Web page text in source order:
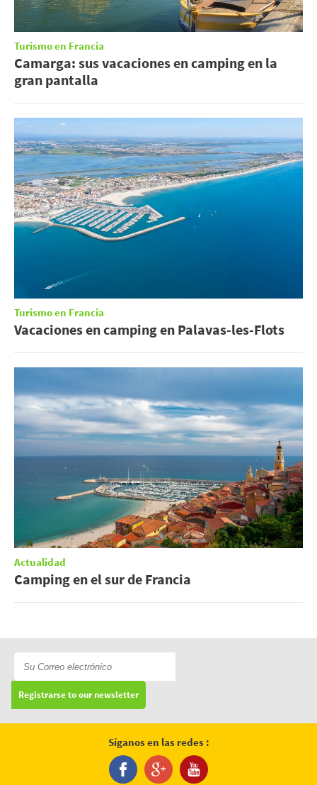
Turismo en Francia
Camarga: sus vacaciones en camping en la
gran pantalla
Turismo en Francia
Vacaciones en camping en Palavas-les-Flots
Actualidad
Camping en el sur de Francia
Registrarse to our newsletter
Síganos en las redes :